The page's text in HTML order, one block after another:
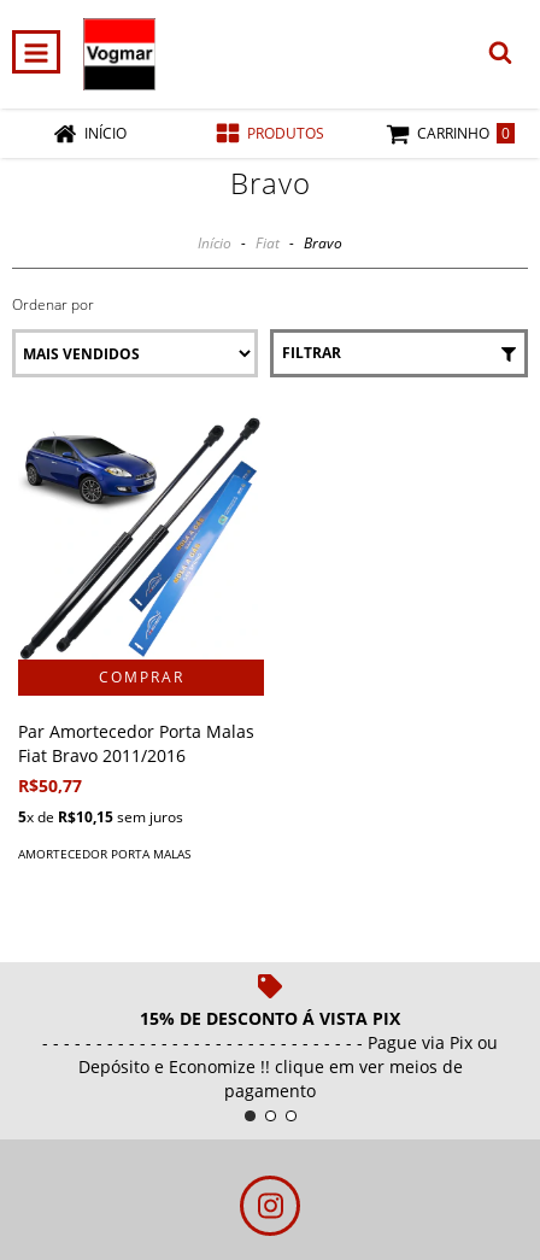
INÍCIO PRODUTOS CARRINHO 0
Bravo
Início - Fiat - Bravo
Ordenar por
FILTRAR
Par Amortecedor Porta Malas
Fiat Bravo 2011/2016
R$50,77
5x de R$10,15sem juros
AMORTECEDOR PORTA MALAS
15% DE DESCONTO Á VISTA PIX
- - - - - - - - - - - - - - - - - - - - - - - - - - - - - - Pague via Pix ou
Depósito e Economize !! clique em ver meios de
pagamento